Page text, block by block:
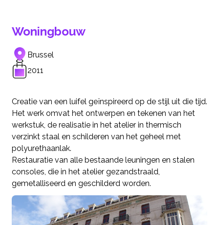
Woningbouw
Brussel
2011
Creatie van een luifel geïnspireerd op de stijl uit die tijd.
Het werk omvat het ontwerpen en tekenen van het
werkstuk, de realisatie in het atelier in thermisch
verzinkt staal en schilderen van het geheel met
polyurethaanlak.
Restauratie van alle bestaande leuningen en stalen
consoles, die in het atelier gezandstraald,
gemetalliseerd en geschilderd worden.